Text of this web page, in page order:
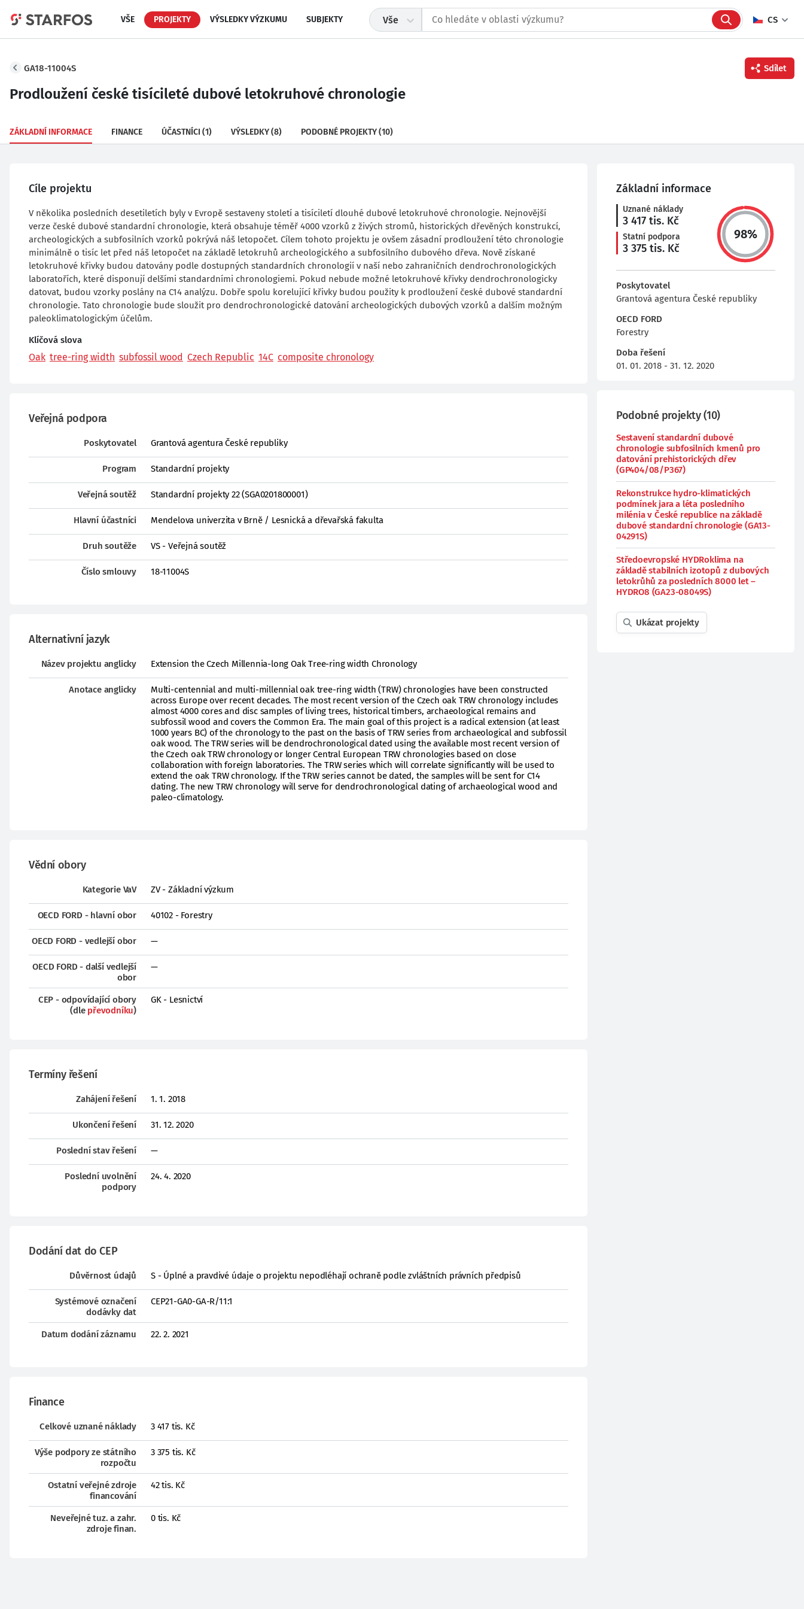
VŠE PROJEKTY VÝSLEDKY VÝZKUMU SUBJEKTY Vše CS
Twitter
GA18-11004S Sdílet
Prodloužení české tisícileté dubové letokruhové chronologie
ZÁKLADNÍ INFORMACE FINANCE ÚČASTNÍCI (1) VÝSLEDKY(8) PODOBNÉ PROJEKTY(10)
Cíle projektu
V několika posledních desetiletích byly v Evropě sestaveny století a tisíciletí dlouhé dubové letokruhové chronologie. Nejnovější
verze české dubové standardní chronologie, která obsahuje téměř 4000 vzorků z živých stromů, historických dřevěných konstrukcí,
archeologických a subfosilních vzorků pokrývá náš letopočet. Cílem tohoto projektu je ovšem zásadní prodloužení této chronologie
minimálně o tisíc let před náš letopočet na základě letokruhů archeologického a subfosilního dubového dřeva. Nově získané
letokruhové křivky budou datovány podle dostupných standardních chronologií v naší nebo zahraničních dendrochronologických
laboratořích, které disponují delšími standardními chronologiemi. Pokud nebude možné letokruhové křivky dendrochronologicky
datovat, budou vzorky poslány na C14 analýzu. Dobře spolu korelující křivky budou použity k prodloužení české dubové standardní
chronologie. Tato chronologie bude sloužit pro dendrochronologické datování archeologických dubových vzorků a dalším možným
paleoklimatologickým účelům.
Klíčová slova
Oak tree-ring width subfossil wood Czech Republic 14C composite chronology
Veřejná podpora
Poskytovatel Grantová agentura České republiky
Program Standardní projekty
Veřejná soutěž Standardní projekty 22 (SGA0201800001)
Hlavní účastníci Mendelova univerzita v Brně / Lesnická a dřevařská fakulta
Druh soutěže VS - Veřejná soutěž
Číslo smlouvy 18-11004S
Alternativní jazyk
Název projektu anglicky Extension the Czech Millennia-long Oak Tree-ring width Chronology
Anotace anglicky
Multi-centennial and multi-millennial oak tree-ring width (TRW) chronologies have been constructed
across Europe over recent decades. The most recent version of the Czech oak TRW chronology includes
almost 4000 cores and disc samples of living trees, historical timbers, archaeological remains and
subfossil wood and covers the Common Era. The main goal of this project is a radical extension (at least
1000 years BC) of the chronology to the past on the basis of TRW series from archaeological and subfossil
oak wood. The TRW series will be dendrochronological dated using the available most recent version of
the Czech oak TRW chronology or longer Central European TRW chronologies based on close
collaboration with foreign laboratories. The TRW series which will correlate significantly will be used to
extend the oak TRW chronology. If the TRW series cannot be dated, the samples will be sent for C14
dating. The new TRW chronology will serve for dendrochronological dating of archaeological wood and
paleo-climatology.
Vědní obory
Kategorie VaV ZV - Základní výzkum
OECD FORD - hlavní obor 40102 - Forestry
OECD FORD - vedlejší obor —
OECD FORD - další vedlejší
obor
—
CEP - odpovídající obory
(dle převodníku)
GK - Lesnictví
Termíny řešení
Zahájení řešení 1. 1. 2018
Ukončení řešení 31. 12. 2020
Poslední stav řešení —
Poslední uvolnění
podpory
24. 4. 2020
Dodání dat do CEP
Důvěrnost údajů S - Úplné a pravdivé údaje o projektu nepodléhají ochraně podle zvláštních právních předpisů
Systémové označení
dodávky dat
CEP21-GA0-GA-R/11:1
Datum dodání záznamu 22. 2. 2021
Finance
Celkové uznané náklady 3 417 tis. Kč
Výše podpory ze státního
rozpočtu
3 375 tis. Kč
Ostatní veřejné zdroje
financování
42 tis. Kč
Neveřejné tuz. a zahr.
zdroje finan.
0 tis. Kč
Základní informace
Uznané náklady
3 417 tis. Kč
Statní podpora
3 375 tis. Kč
98%
Poskytovatel
Grantová agentura České republiky
OECD FORD
Forestry
Doba řešení
01. 01. 2018 - 31. 12. 2020
Podobné projekty(10)
Sestavení standardní dubové
chronologie subfosilních kmenů pro
datování prehistorických dřev
(GP404/08/P367)
Rekonstrukce hydro-klimatických
podmínek jara a léta posledního
milénia v České republice na základě
dubové standardní chronologie (GA13-
04291S)
Středoevropské HYDRoklima na
základě stabilních izotopů z dubových
letokrůhů za posledních 8000 let –
HYDRO8 (GA23-08049S)
Ukázat projekty